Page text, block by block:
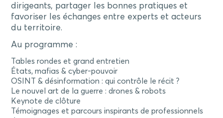
dirigeants, partager les bonnes pratiques et
favoriser les échanges entre experts et acteurs
du territoire.
Au programme :
Tables rondes et grand entretien
États, mafias & cyber-pouvoir
OSINT & désinformation : qui contrôle le récit ?
Le nouvel art de la guerre : drones & robots
Keynote de clôture
Témoignages et parcours inspirants de professionnels